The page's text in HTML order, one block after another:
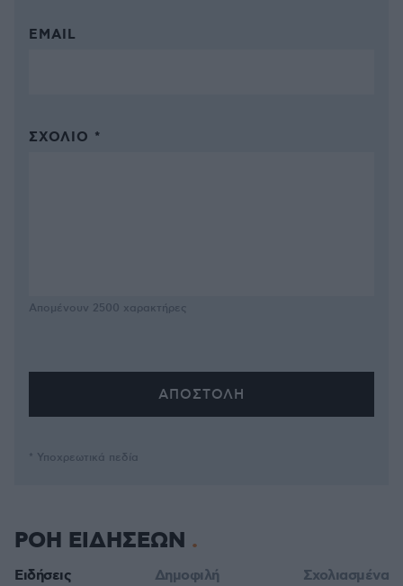
EMAIL
ΣΧΌΛΙΟ *
Απομένουν 2500 χαρακτήρες
* Υποχρεωτικά πεδία
ΡΟΗ ΕΙΔΗΣΕΩΝ
Ειδήσεις Δημοφιλή Σχολιασμένα